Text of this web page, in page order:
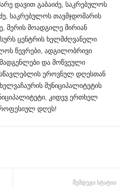
დავით გაბაიძე, საკრებულოს
საკრებულოს თავმჯდომარის
მერის მოადგილე მირიან
ცენტრის ხელმძღვანელი
წევრები, ადგილობრივი
და მოწვეული
ეროვნულ დღესთან
მუნიციპალიტეტის
კიდევ ერთხელ
დღეს!
შემდეგი სტატია